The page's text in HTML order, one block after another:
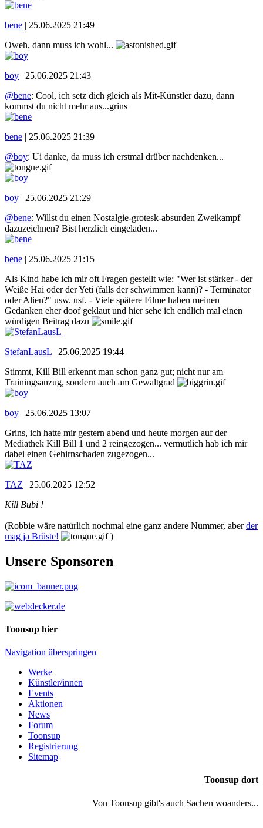
bene | 25.06.2025 21:49
Oweh, dann muss ich wohl...
boy | 25.06.2025 21:43
@bene: Cool, ich setz dich gleich als Mit-Künstler dazu, dann
kommst du nicht mehr aus...grins
bene | 25.06.2025 21:39
@boy: Ui danke, da muss ich erstmal drüber nachdenken...
boy | 25.06.2025 21:29
@bene: Willst du einen Nostalgie-grotesk-absurden Zweikampf
dazuzeichnen? Bist herzlich eingeladen...
bene | 25.06.2025 21:15
Als Kind habe ich mir oft Fragen gestellt wie: "Wer ist stärker - der
Weiße Hai oder der Yeti (falls der schwimmen kann)? - Terminator
oder Alien?" usw. usf. - Viele spätere Filme haben meinen
Gedanken eher doof geklaut und hier sehe ich endlich mal einen
würdigen Beitrag dazu
StefanLausL | 25.06.2025 19:44
Stimmt, Kill Bill erkennt man schon ganz gut; nicht nur am
Trainingsanzug, sondern auch am Gewaltgrad
boy | 25.06.2025 13:07
Grins, ich hatte mir gestern abend und heute morgen auf der
Mediathek Kill Bill 1 und 2 reingezogen... vermutlich hab ich mir
dabei einen Gehirnschaden zugezogen...
TAZ | 25.06.2025 12:52
Kill Bubi !
(Robbie wäre natürlich nochmal eine ganz andere Nummer, aberder
mag ja Brüste!
)
Unsere Sponsoren
Toonsup hier
Navigation überspringen
Werke
Künstler/innen
Events
Aktionen
News
Forum
Toonsup
Registrierung
Sitemap
Toonsup dort
Von Toonsup gibt's auch Sachen woanders...